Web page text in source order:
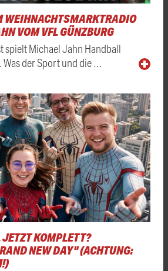
WEIHNACHTSMARKTRADIO
VOM VFL GÜNZBURG
spielt Michael Jahn Handball
Was der Sport und die …
KOMPLETT?
NEW DAY" (ACHTUNG: